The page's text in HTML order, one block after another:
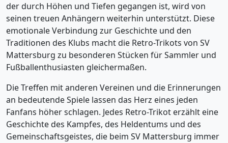
der durch Höhen und Tiefen gegangen ist, wird von
seinen treuen Anhängern weiterhin unterstützt. Diese
emotionale Verbindung zur Geschichte und den
Traditionen des Klubs macht die Retro-Trikots von SV
Mattersburg zu besonderen Stücken für Sammler und
Fußballenthusiasten gleichermaßen.
Die Treffen mit anderen Vereinen und die Erinnerungen
an bedeutende Spiele lassen das Herz eines jeden
Fanfans höher schlagen. Jedes Retro-Trikot erzählt eine
Geschichte des Kampfes, des Heldentums und des
Gemeinschaftsgeistes, die beim SV Mattersburg immer